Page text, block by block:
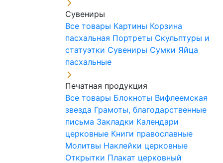
Сувениры
Все товары Картины Корзина
пасхальная Портреты Скульптуры и
статуэтки Сувениры Сумки Яйца
пасхальные
Печатная продукция
Все товары Блокноты Вифлеемская
звезда Грамоты, благодарственные
письма Закладки Календари
церковные Книги православные
Молитвы Наклейки церковные
Открытки Плакат церковный